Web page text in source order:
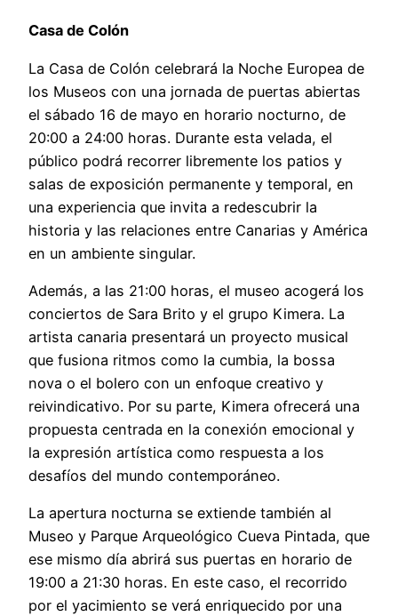
Casa de Colón
La Casa de Colón celebrará la Noche Europea de
los Museos con una jornada de puertas abiertas
el sábado 16 de mayo en horario nocturno, de
20:00 a 24:00 horas. Durante esta velada, el
público podrá recorrer libremente los patios y
salas de exposición permanente y temporal, en
una experiencia que invita a redescubrir la
historia y las relaciones entre Canarias y América
en un ambiente singular.
Además, a las 21:00 horas, el museo acogerá los
conciertos de Sara Brito y el grupo Kimera. La
artista canaria presentará un proyecto musical
que fusiona ritmos como la cumbia, la bossa
nova o el bolero con un enfoque creativo y
reivindicativo. Por su parte, Kimera ofrecerá una
propuesta centrada en la conexión emocional y
la expresión artística como respuesta a los
desafíos del mundo contemporáneo.
La apertura nocturna se extiende también al
Museo y Parque Arqueológico Cueva Pintada, que
ese mismo día abrirá sus puertas en horario de
19:00 a 21:30 horas. En este caso, el recorrido
por el yacimiento se verá enriquecido por una